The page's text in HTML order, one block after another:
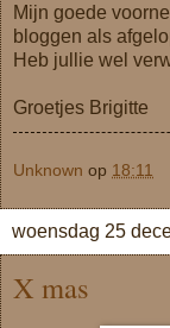
Mijn goede
bloggen als
Heb jullie wel
Groetjes Brigitte
Unknown op 18:11
woensdag 25
X mas